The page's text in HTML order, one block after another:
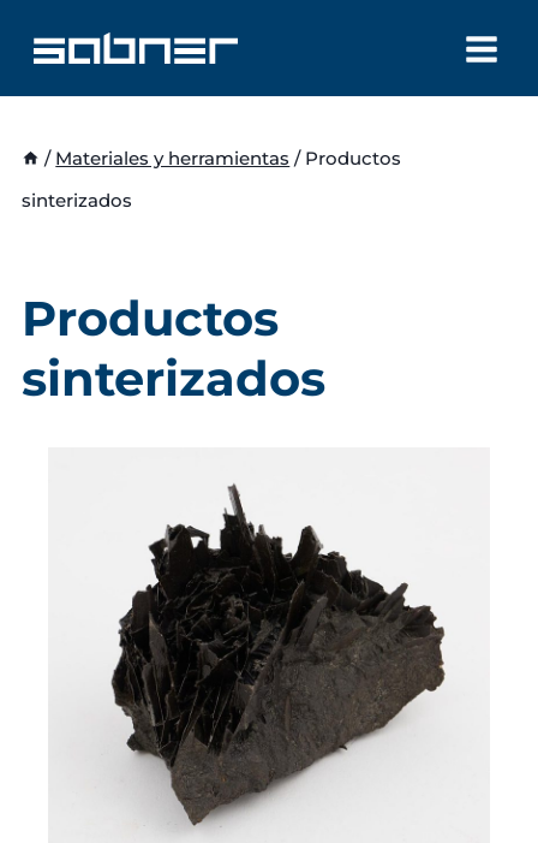
contenido
/ Materiales y herramientas / Productos
sinterizados
Productos
sinterizados